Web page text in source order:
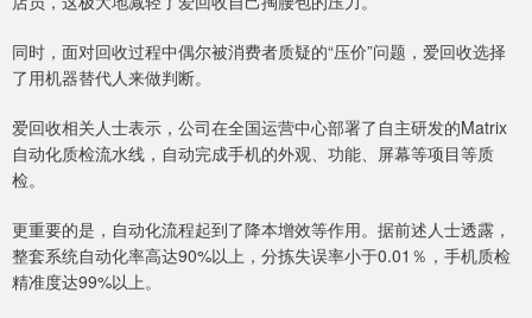
同时，面对回收过程中偶尔被消费者质疑的“压价”问题，爱回收选择
了用机器替代人来做判断。
爱回收相关人士表示，公司在全国运营中心部署了自主研发的Matrix
自动化质检流水线，自动完成手机的外观、功能、屏幕等项目等质
检。
更重要的是，自动化流程起到了降本增效等作用。据前述人士透露，
整套系统自动化率高达90%以上，分拣失误率小于0.01％，手机质检
精准度达99%以上。